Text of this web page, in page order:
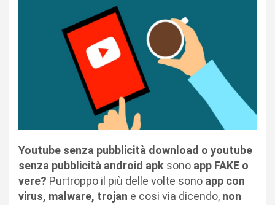
Youtube senza pubblicità download o youtube
senza pubblicità android apk sono app FAKE o
vere? Purtroppo il più delle volte sono app con
virus, malware, trojan e cosi via dicendo, non